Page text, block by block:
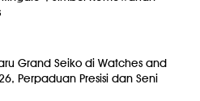
Grand Seiko di Watches and
Perpaduan Presisi dan Seni